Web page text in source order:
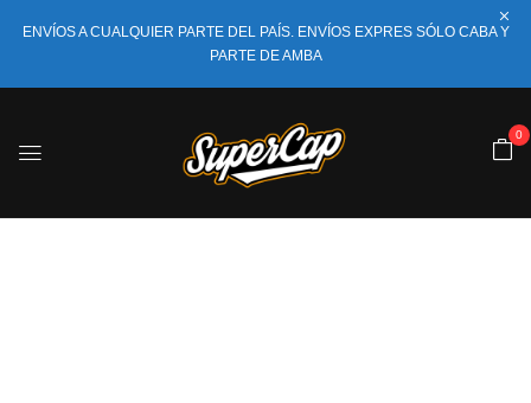
ENVÍOS A CUALQUIER PARTE DEL PAÍS. ENVÍOS EXPRES SÓLO CABA Y
PARTE DE AMBA
0